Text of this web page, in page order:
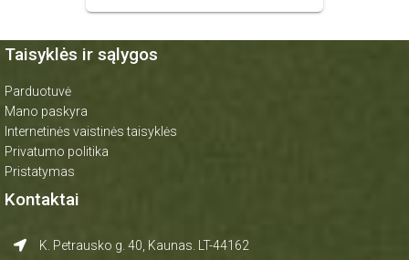
Taisyklės ir sąlygos
Parduotuvė
Mano paskyra
Internetinės vaistinės taisyklės
Privatumo politika
Pristatymas
Kontaktai
K. Petrausko g. 40, Kaunas. LT-44162